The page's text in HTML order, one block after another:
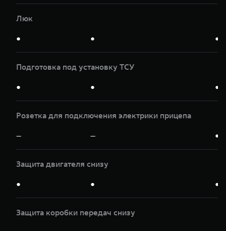
Люк
● ● ●
Подготовка под установку ТСУ
● ● ●
Розетка для подключения электрики прицепа
— — ●
Защита двигателя снизу
● ● ●
Защита коробки передач снизу